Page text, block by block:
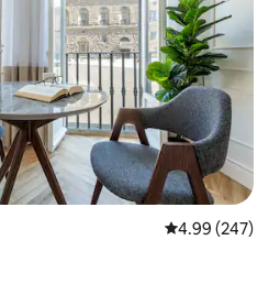
5 पैकी 4.99
4.99 (247)